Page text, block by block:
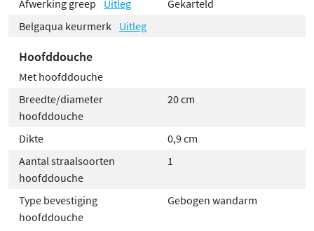
Afwerking greep Uitleg
Gekarteld
Belgaqua keurmerk
Uitleg
Hoofddouche
Met hoofddouche
Breedte/diameter
hoofddouche
20 cm
Dikte
0,9 cm
Aantal straalsoorten
hoofddouche
1
Type bevestiging
hoofddouche
Gebogen wandarm